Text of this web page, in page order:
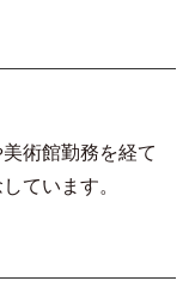
術館勤務を経て
ています。